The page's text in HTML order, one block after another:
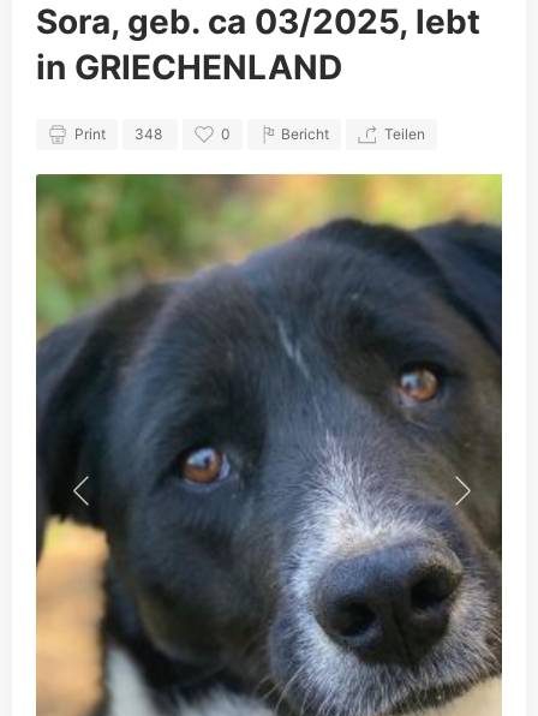
Sora, geb. ca 03/2025, lebt
in GRIECHENLAND
Print 348 0 Bericht Teilen